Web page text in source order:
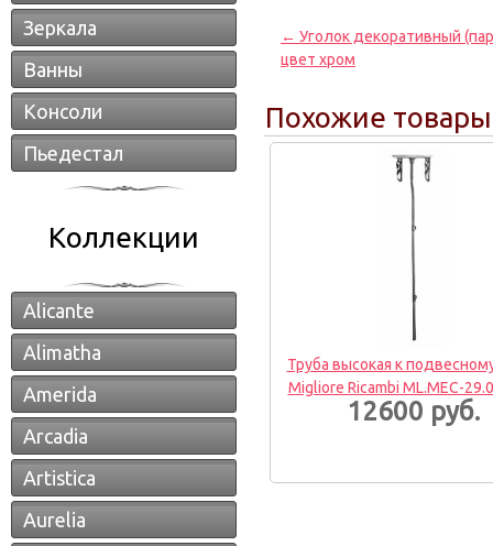
Зеркала
Ванны
Консоли
Пьедестал
Коллекции
Alicante
Alimatha
Amerida
Arcadia
Artistica
Aurelia
← Уголок декоративный
цвет хром
Похожие товары
Труба высокая к
Migliore Ricambi ML.MEC-
12600 руб.